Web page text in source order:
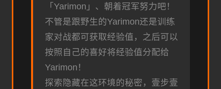
「Yarimon」、朝着冠军努力吧！
不管是跟野生的Yarimon还是训练
家对战都可获取经验值，之后可以
按照自己的喜好将经验值分配给
Yarimon！
探索隐藏在这环境的秘密，壹步壹